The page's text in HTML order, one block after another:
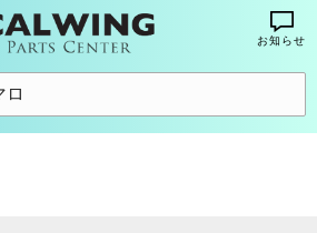
お知らせ